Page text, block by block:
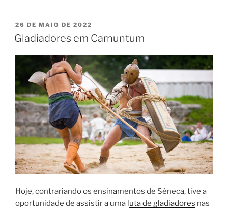
PUBLICADO
EM
26 DE MAIO DE 2022
Gladiadores em Carnuntum
Hoje, contrariando os ensinamentos de Sêneca, tive a
oportunidade de assistir a uma luta de gladiadores nas